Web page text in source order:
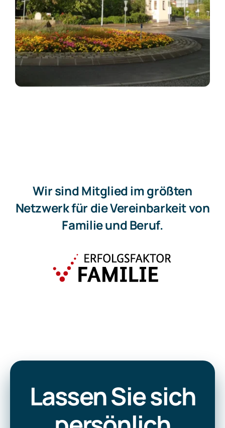
Wir sind Mitglied im größten
Netzwerk für die Vereinbarkeit von
Familie und Beruf.
Lassen Sie sich